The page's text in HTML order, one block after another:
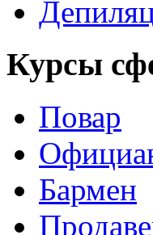
Курсы
Повар
Бармен